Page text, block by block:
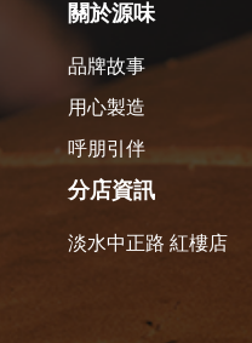
關於源味
品牌故事
用心製造
呼朋引伴
分店資訊
淡水中正路 紅樓店